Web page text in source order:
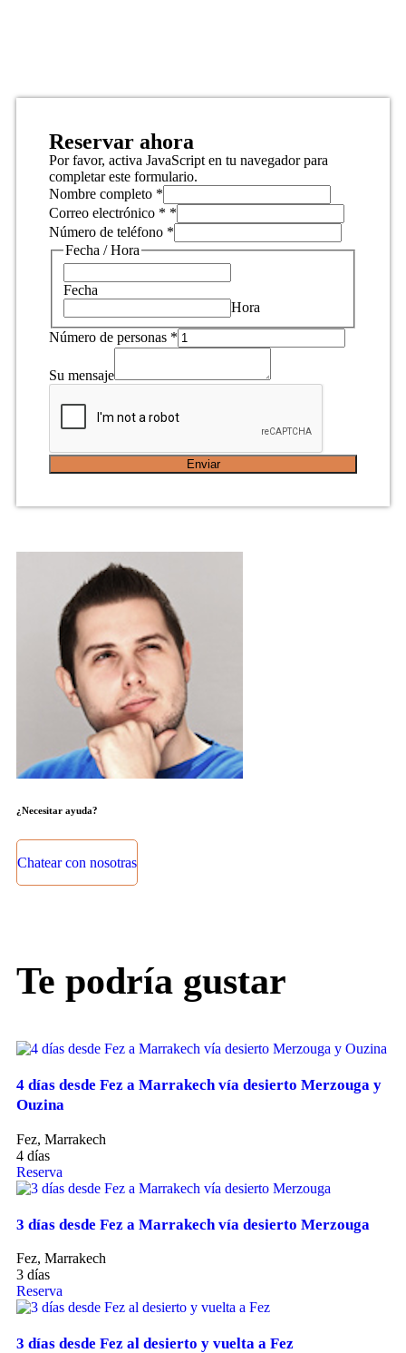
Reservar ahora
Por favor, activa JavaScript en tu navegador para
completar este formulario.
Nombre completo *
Correo electrónico * *
Número de teléfono *
Fecha / Hora
Fecha
Hora
Número de personas *
Su mensaje
Enviar
¿Necesitar ayuda?
+212 642 299 174
Chatear con nosotras
Te podría gustar
4 días desde Fez a Marrakech vía desierto Merzouga y
Ouzina
Fez, Marrakech
4 días
Reserva
3 días desde Fez a Marrakech vía desierto Merzouga
Fez, Marrakech
3 días
Reserva
3 días desde Fez al desierto y vuelta a Fez